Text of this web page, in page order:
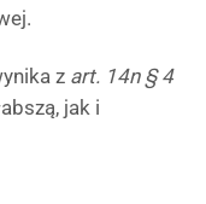
z art. 14n § 4
jak i